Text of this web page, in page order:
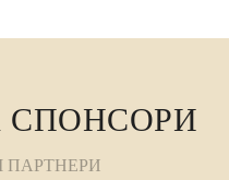
СПОНСОРИ
ПАРТНЕРИ